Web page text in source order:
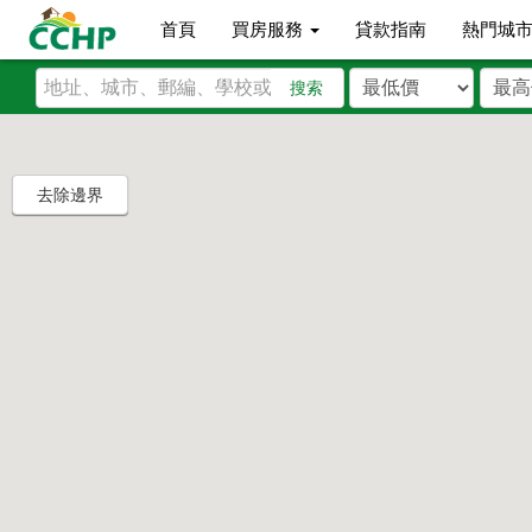
首頁 買房服務 貸款指南 熱門城
搜索
去除邊界